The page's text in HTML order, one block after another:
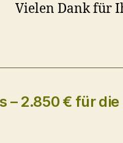
Vielen Dank für
– 2.850 € für die